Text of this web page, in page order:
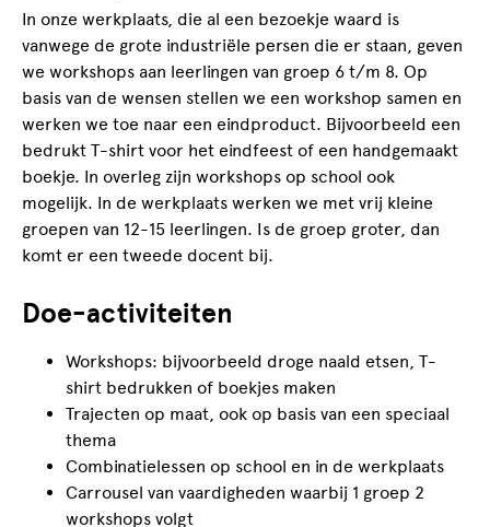
In onze werkplaats, die al een bezoekje waard is
vanwege de grote industriële persen die er staan, geven
we workshops aan leerlingen van groep 6 t/m 8. Op
basis van de wensen stellen we een workshop samen en
werken we toe naar een eindproduct. Bijvoorbeeld een
bedrukt T-shirt voor het eindfeest of een handgemaakt
boekje. In overleg zijn workshops op school ook
mogelijk. In de werkplaats werken we met vrij kleine
groepen van 12-15 leerlingen. Is de groep groter, dan
komt er een tweede docent bij.
Doe-activiteiten
Workshops: bijvoorbeeld droge naald etsen, T-
shirt bedrukken of boekjes maken
Trajecten op maat, ook op basis van een speciaal
thema
Combinatielessen op school en in de werkplaats
Carrousel van vaardigheden waarbij 1 groep 2
workshops volgt